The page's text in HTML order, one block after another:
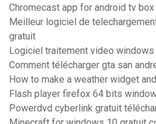
Chromecast app for android tv box
Meilleur logiciel de
gratuit
Logiciel traitement video windows
Comment télécharger gta san
How to make a weather widget
Flash player firefox 64 bits
Powerdvd cyberlink gratuit